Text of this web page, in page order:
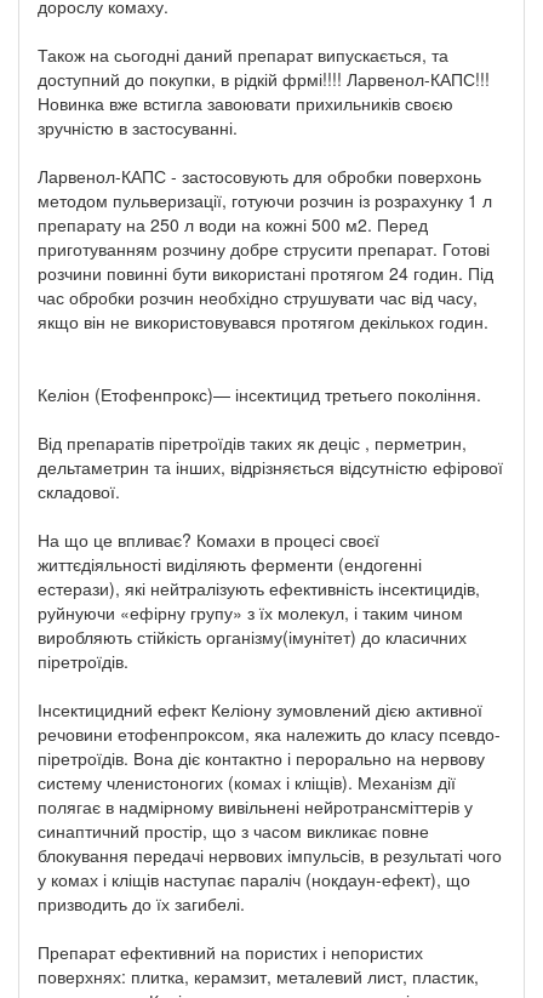
дорослу комаху.
Також на сьогодні даний препарат випускається, та
доступний до покупки, в рідкій фрмі!!!! Ларвенол-КАПС!!!
Новинка вже встигла завоювати прихильників своєю
зручністю в застосуванні.
Ларвенол-КАПС - застосовують для обробки поверхонь
методом пульверизації, готуючи розчин із розрахунку 1 л
препарату на 250 л води на кожні 500 м2. Перед
приготуванням розчину добре струсити препарат. Готові
розчини повинні бути використані протягом 24 годин. Під
час обробки розчин необхідно струшувати час від часу,
якщо він не використовувався протягом декількох годин.
Келіон (Етофенпрокс)— інсектицид третьего покоління.
Від препаратів піретроїдів таких як деціс , перметрин,
дельтаметрин та інших, відрізняється відсутністю ефірової
складової.
На що це впливає? Комахи в процесі своєї
життєдіяльності виділяють ферменти (ендогенні
естерази), які нейтралізують ефективність інсектицидів,
руйнуючи «ефірну групу» з їх молекул, і таким чином
виробляють стійкість організму(імунітет) до класичних
піретроїдів.
Інсектицидний ефект Келіону зумовлений дією активної
речовини етофенпроксом, яка належить до класу псевдо-
піретроїдів. Вона діє контактно і перорально на нервову
систему членистоногих (комах і кліщів). Механізм дії
полягає в надмірному вивільнені нейротрансміттерів у
синаптичний простір, що з часом викликає повне
блокування передачі нервових імпульсів, в результаті чого
у комах і кліщів наступає параліч (нокдаун-ефект), що
призводить до їх загибелі.
Препарат ефективний на пористих і непористих
поверхнях: плитка, керамзит, металевий лист, пластик,